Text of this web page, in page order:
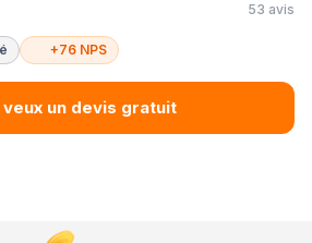
53 avis
+76 NPS
veux un devis gratuit